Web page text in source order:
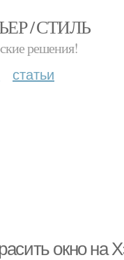
/ СТИЛЬ
решения!
статьи
окно